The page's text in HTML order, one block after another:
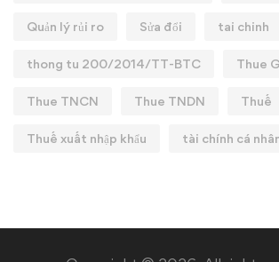
Quản lý rủi ro Sửa đổi tai chinh
thong tu 200/2014/TT-BTC Thue
Thue TNCN Thue TNDN Thuế
Thuế xuất nhập khẩu tài chính cá